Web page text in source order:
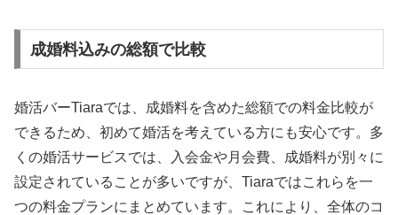
成婚料込みの総額で比較
婚活バーTiaraでは、成婚料を含めた総額での料金比較が
できるため、初めて婚活を考えている方にも安心です。多
くの婚活サービスでは、入会金や月会費、成婚料が別々に
設定されていることが多いですが、Tiaraではこれらを一
つの料金プランにまとめています。これにより、全体のコ